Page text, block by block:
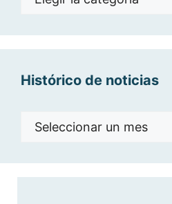
Histórico de noticias
Histórico